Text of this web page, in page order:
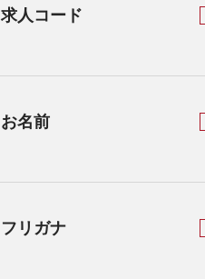
求人コード
お名前
フリガナ